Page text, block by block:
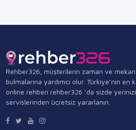
Rehber326, müşterilerin zaman ve
bulmalarına yardımcı olur. Türkiye’nin
online rehberi rehber326 ‘da sizde
servislerinden ücretsiz yararlanın.